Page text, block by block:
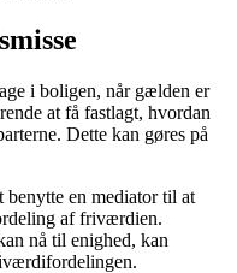
i boligen, når gælden er
at få fastlagt, hvordan
Dette kan gøres på
benytte en mediator til at
af friværdien.
nå til enighed, kan